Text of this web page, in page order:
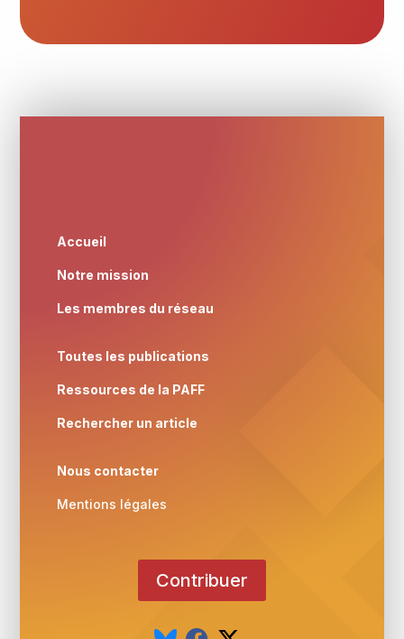
Accueil
Notre mission
Les membres du réseau
Toutes les publications
Ressources de la PAFF
Rechercher un article
Nous contacter
Mentions légales
Contribuer